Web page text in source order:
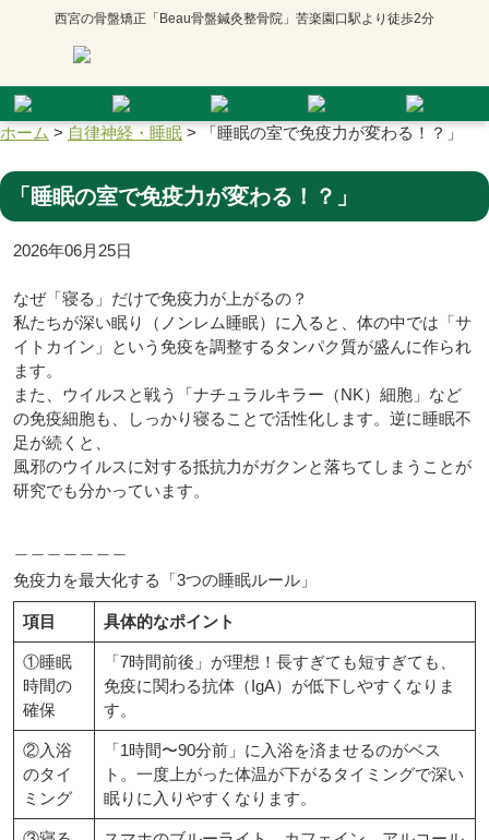
西宮の骨盤矯正「Beau骨盤鍼灸整骨院」苦楽園口駅より徒歩2分
ホーム > 自律神経・睡眠 > 「睡眠の室で免疫力が変わる！？」
「睡眠の室で免疫力が変わる！？」
2026年06月25日
なぜ「寝る」だけで免疫力が上がるの？
私たちが深い眠り（ノンレム睡眠）に入ると、体の中では「サ
イトカイン」という免疫を調整するタンパク質が盛んに作られ
ます。
また、ウイルスと戦う「ナチュラルキラー（NK）細胞」など
の免疫細胞も、しっかり寝ることで活性化します。逆に睡眠不
足が続くと、
風邪のウイルスに対する抵抗力がガクンと落ちてしまうことが
研究でも分かっています。
免疫力を最大化する「3つの睡眠ルール」
項目 具体的なポイント
①睡眠
時間の
確保
「7時間前後」が理想！長すぎても短すぎても、
免疫に関わる抗体（IgA）が低下しやすくなりま
す。
②入浴
のタイ
ミング
「1時間〜90分前」に入浴を済ませるのがベス
ト。一度上がった体温が下がるタイミングで深い
眠りに入りやすくなります。